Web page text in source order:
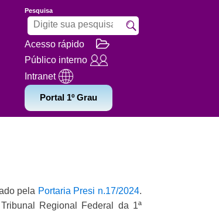
Pesquisa
Acesso rápido
Público interno
Intranet
Portal 1º Grau
pela Portaria Presi n.17/2024.
Regional Federal da 1ª